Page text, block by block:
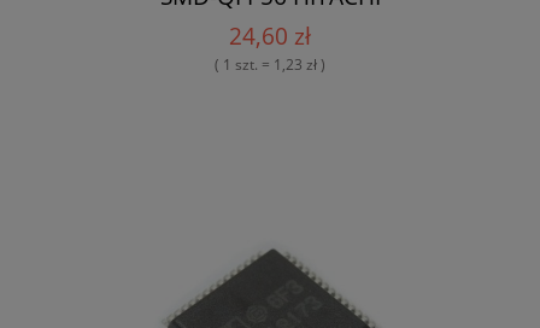
24,60 zł
( 1 szt. = 1,23 zł )